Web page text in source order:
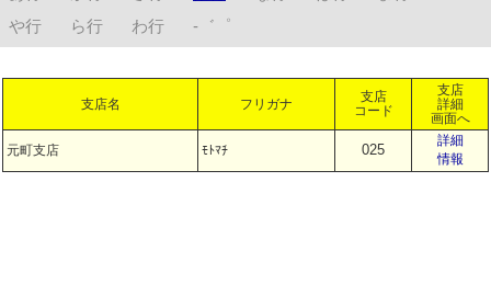
や行
ら行 わ行 -゛゜
支店名 フリガナ
支店
コード
支店
詳細
画面へ
元町支店 ﾓﾄﾏﾁ 025
詳細
情報